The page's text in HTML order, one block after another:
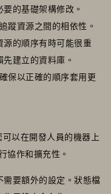
的基礎架構修改。
蹤資源之間的相依性。
的順序有時可能很重
建立的資料庫。
保以正確的順序套用更
以在開發人員的機器上
協作和擴充性。
需要額外的設定。狀態檔